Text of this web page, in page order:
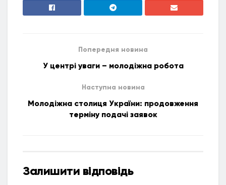
Попередня новина
У центрі уваги – молодіжна робота
Наступна новина
Молодіжна столиця України: продовження
терміну подачі заявок
Залишити відповідь